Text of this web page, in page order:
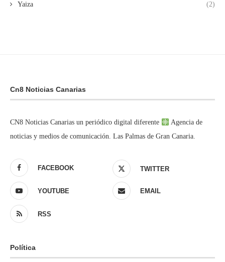
Yaiza (2)
Cn8 Noticias Canarias
CN8 Noticias Canarias un periódico digital diferente
Agencia de
noticias y medios de comunicación. Las Palmas de Gran Canaria.
FACEBOOK TWITTER
YOUTUBE EMAIL
RSS
Política